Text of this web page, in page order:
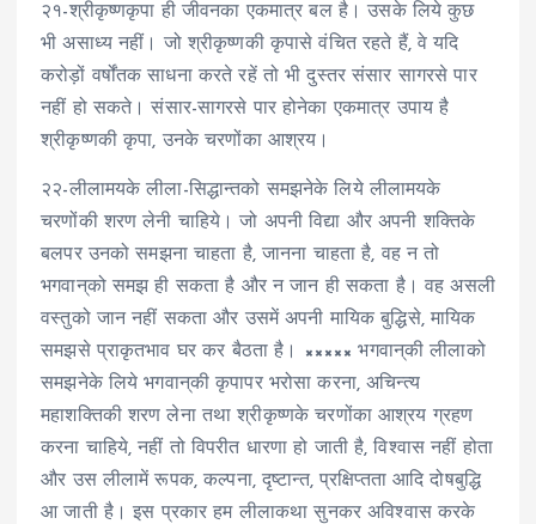
२१-श्रीकृष्णकृपा ही जीवनका एकमात्र बल है। उसके लिये कुछ
भी असाध्य नहीं। जो श्रीकृष्णकी कृपासे वंचित रहते हैं, वे यदि
करोड़ों वर्षोंतक साधना करते रहें तो भी दुस्तर संसार सागरसे पार
नहीं हो सकते। संसार-सागरसे पार होनेका एकमात्र उपाय है
श्रीकृष्णकी कृपा, उनके चरणोंका आश्रय।
२२-लीलामयके लीला-सिद्धान्तको समझनेके लिये लीलामयके
चरणोंकी शरण लेनी चाहिये। जो अपनी विद्या और अपनी शक्तिके
बलपर उनको समझना चाहता है, जानना चाहता है, वह न तो
भगवान्‌को समझ ही सकता है और न जान ही सकता है। वह असली
वस्तुको जान नहीं सकता और उसमें अपनी मायिक बुद्धिसे, मायिक
समझसे प्राकृतभाव घर कर बैठता है। ××××× भगवान्‌की लीलाको
समझनेके लिये भगवान्‌की कृपापर भरोसा करना, अचिन्त्य
महाशक्तिकी शरण लेना तथा श्रीकृष्णके चरणोंका आश्रय ग्रहण
करना चाहिये, नहीं तो विपरीत धारणा हो जाती है, विश्वास नहीं होता
और उस लीलामें रूपक, कल्पना, दृष्टान्त, प्रक्षिप्तता आदि दोषबुद्धि
आ जाती है। इस प्रकार हम लीलाकथा सुनकर अविश्वास करके